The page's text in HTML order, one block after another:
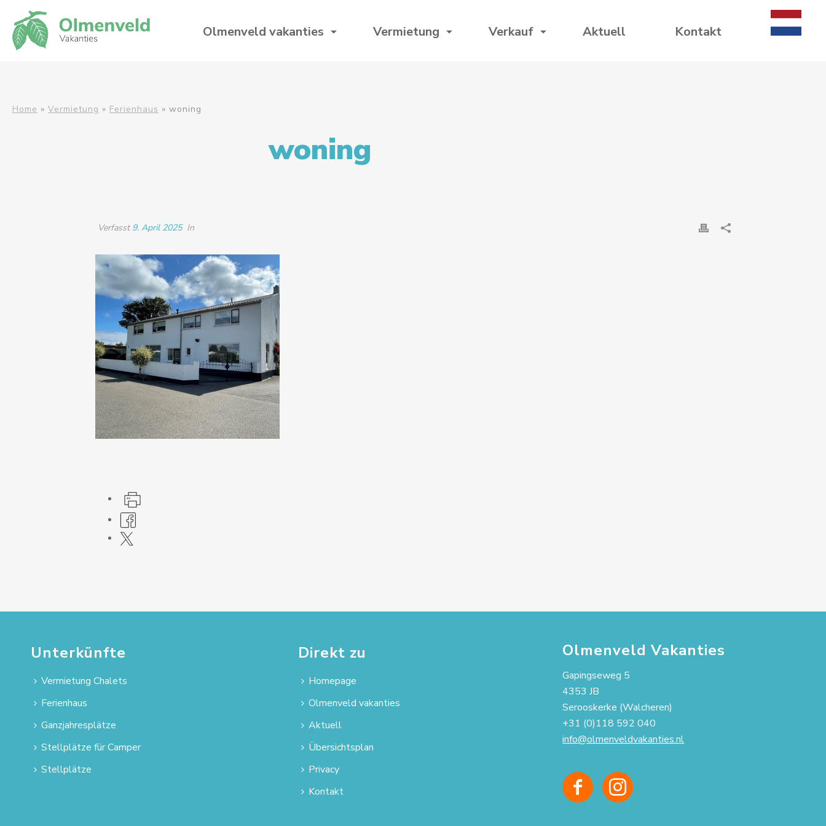
Olmenveld vakanties Vermietung Verkauf Aktuell Kontakt
Home » Vermietung » Ferienhaus » woning
woning
Verfasst 9. April 2025 In
Unterkünfte
Vermietung Chalets
Ferienhaus
Ganzjahresplätze
Stellplätze für Camper
Stellplätze
Direkt zu
Homepage
Olmenveld vakanties
Aktuell
Übersichtsplan
Privacy
Kontakt
Olmenveld Vakanties
Gapingseweg 5
4353 JB
Serooskerke (Walcheren)
+31 (0)118 592 040
info@olmenveldvakanties.nl